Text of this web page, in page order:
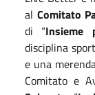
al Comitato
di “Insieme
disciplina
e una
Comitato e